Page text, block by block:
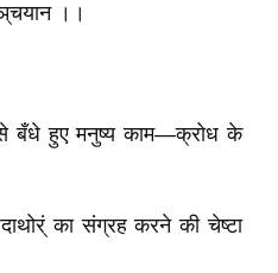
।।
बँधे हुए मनुष्य काम—क्रोध के
का संग्रह करने की चेष्टा